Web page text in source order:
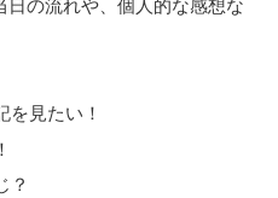
の流れや、個人的な感想な
を見たい！
？